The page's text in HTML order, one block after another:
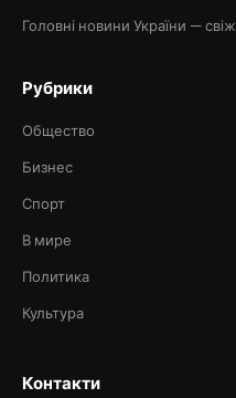
Головні новини України —
Рубрики
Общество
Бизнес
Спорт
В мире
Политика
Культура
Контакти